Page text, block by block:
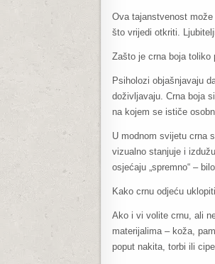
Ova tajanstvenost
što vrijedi otkriti.
Zašto je crna boja toliko
Psiholozi objašnjavaju
doživljavaju. Crna boja
na kojem se ističe
U modnom svijetu crna
vizualno stanjuje i
osjećaju „spremno“ –
Kako crnu odjeću
Ako i vi volite crnu, ali
materijalima – koža,
poput nakita, torbi ili